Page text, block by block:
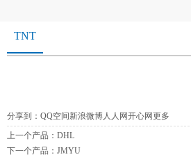
TNT
分享到： QQ空间 新浪微博人人网开心网更多
上一个产品： DHL
下一个产品： JMYU